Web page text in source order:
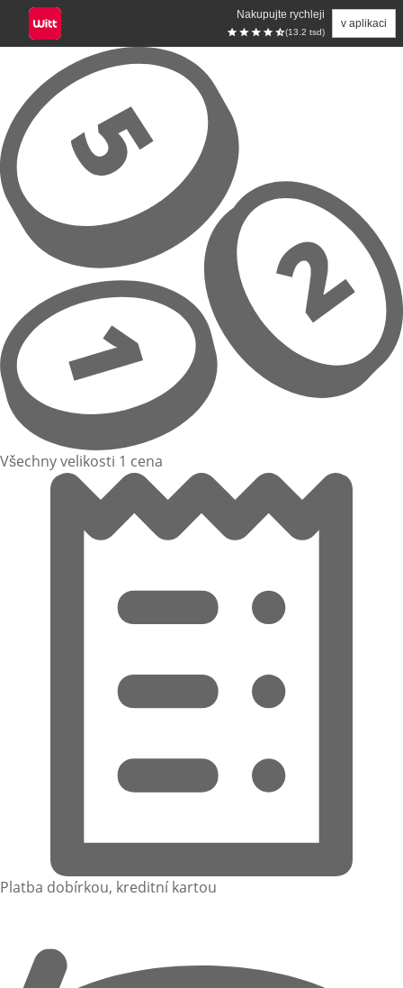
Nakupujte rychleji
(13.2 tsd)
v aplikaci
Přeskočit na hlavní obsah
Všechny velikosti 1 cena
Platba dobírkou, kreditní kartou